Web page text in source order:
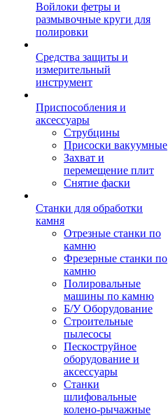
Войлоки фетры и
размывочные круги для
полировки
Средства защиты и
измерительный
инструмент
Приспособления и
аксессуары
Струбцины
Присоски вакуумные
Захват и
перемещение плит
Снятие фаски
Станки для обработки
камня
Отрезные станки по
камню
Фрезерные станки по
камню
Полировальные
машины по камню
Б/У Оборудование
Строительные
пылесосы
Пескоструйное
оборудование и
аксессуары
Станки
шлифовальные
колено-рычажные